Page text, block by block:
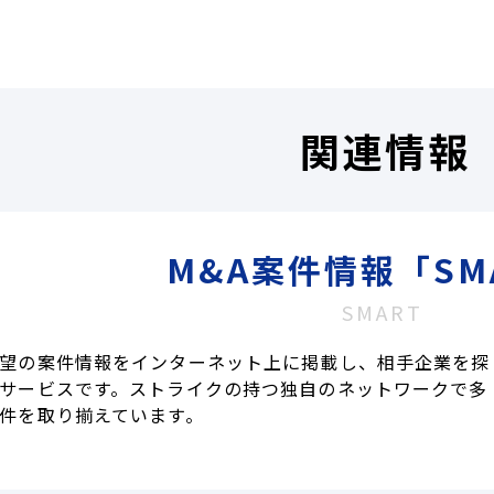
関連情報
M&A案件情報「
SMART
の案件情報をインターネット上に掲載し、相手企業を探
ービスです。ストライクの持つ独自のネットワークで多
を取り揃えています。